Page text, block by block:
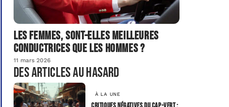
Les femmes, sont-elles meilleures
conductrices que les hommes ?
11 mars 2026
Des articles au hasard
À LA UNE